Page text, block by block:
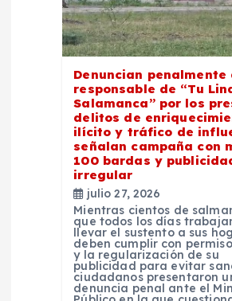
Denuncian penalmente
responsable de “Tu
Salamanca” por los
delitos de
ilícito y tráfico de
señalan campaña con
100 bardas y
irregular
julio 27, 2026
Mientras cientos de
que todos los días
llevar el sustento a sus
deben cumplir con
y la regularización de su
publicidad para evitar
ciudadanos presentaron
denuncia penal ante el